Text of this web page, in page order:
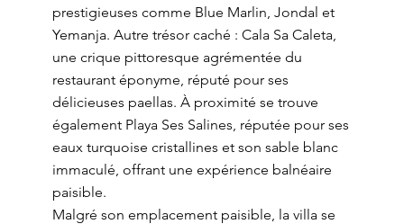
prestigieuses comme Blue Marlin, Jondal et
Yemanja. Autre trésor caché : Cala Sa Caleta,
une crique pittoresque agrémentée du
restaurant éponyme, réputé pour ses
délicieuses paellas. À proximité se trouve
également Playa Ses Salines, réputée pour ses
eaux turquoise cristallines et son sable blanc
immaculé, offrant une expérience balnéaire
paisible.
Malgré son emplacement paisible, la villa se